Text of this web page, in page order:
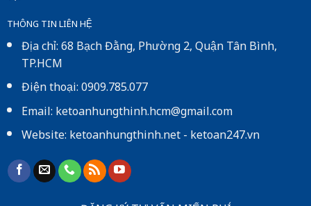
THÔNG TIN LIÊN HỆ
Địa chỉ: 68 Bạch Đằng, Phường 2, Quận Tân Bình,
TP.HCM
Điện thoại: 0909.785.077
Email: ketoanhungthinh.hcm@gmail.com
Website:ketoanhungthinh.net-ketoan247.vn